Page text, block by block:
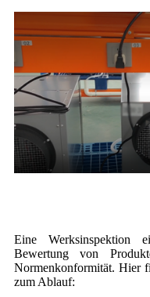
Eine Werksinspektion
Bewertung von
Normenkonformität. Hier
zum Ablauf: